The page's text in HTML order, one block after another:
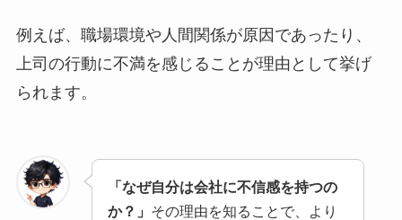
例えば、職場環境や人間関係が原因であったり、
上司の行動に不満を感じることが理由として挙げ
られます。
「なぜ自分は会社に不信感を持つの
か？」 その理由を知ることで、より